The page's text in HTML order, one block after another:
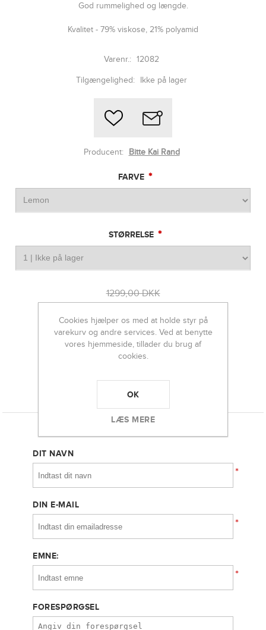
God rummelighed og længde.
Kvalitet - 79% viskose, 21% polyamid
Varenr.: 12082
Tilgængelighed: Ikke på lager
Producent: Bitte Kai Rand
FARVE *
STØRRELSE *
1299,00 DKK
779,00 DKK
+
DIT NAVN
*
DIN E-MAIL
*
EMNE:
*
FORESPØRGSEL
Cookies hjælper os med at holde styr på
varekurv og andre services. Ved at benytte
vores hjemmeside, tillader du brug af
cookies.
OK
LÆS MERE